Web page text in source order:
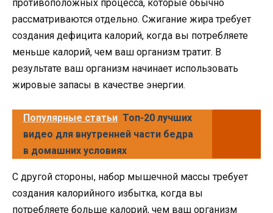
противоположных процесса, которые обычно
рассматриваются отдельно. Сжигание жира требует
создания дефицита калорий, когда вы потребляете
меньше калорий, чем ваш организм тратит. В
результате ваш организм начинает использовать
жировые запасы в качестве энергии.
Популярные статьи Топ-20 лучших
видео для внутренней части бедра
в домашних условиях
С другой стороны, набор мышечной массы требует
создания калорийного избытка, когда вы
потребляете больше калорий, чем ваш организм